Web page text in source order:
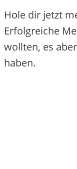
Hole dir jetzt
Erfolgreiche
wollten, es
haben.